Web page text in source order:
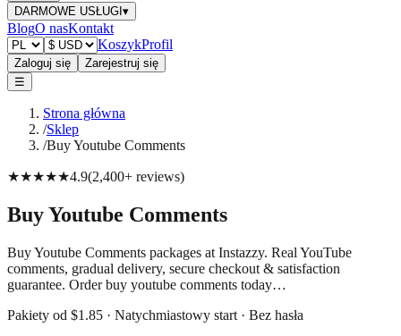
DARMOWE USŁUGI ▾
BlogO nasKontakt
KoszykProfil
Zaloguj się
Zarejestruj się
☰
Strona główna
/Sklep
/Buy Youtube Comments
★★★★★4.9(2,400+ reviews)
Buy Youtube Comments
Buy Youtube Comments packages at Instazzy. Real YouTube
comments, gradual delivery, secure checkout & satisfaction
guarantee. Order buy youtube comments today…
Pakiety od $1.85 · Natychmiastowy start · Bez hasła